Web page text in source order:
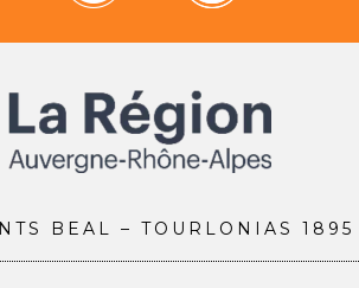
BEAL – TOURLONIAS 1895